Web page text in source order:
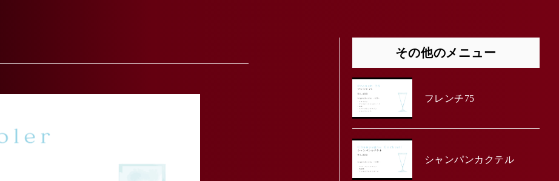
その他のメニュー
フレンチ75
シャンパンカクテル